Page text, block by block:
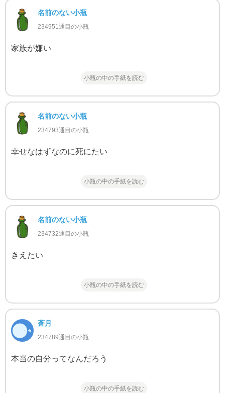
名前のない小瓶
234951通目の小瓶
家族が嫌い
小瓶の中の手紙を読む
名前のない小瓶
234793通目の小瓶
幸せなはずなのに死にたい
小瓶の中の手紙を読む
名前のない小瓶
234732通目の小瓶
きえたい
小瓶の中の手紙を読む
蒼月
234789通目の小瓶
本当の自分ってなんだろう
小瓶の中の手紙を読む